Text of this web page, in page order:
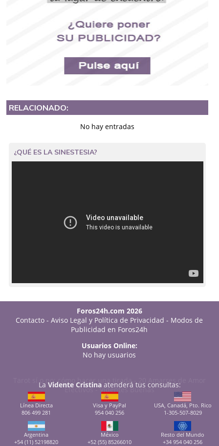
RELACIONADO:
No hay entradas
¿QUÉ ES LA SINESTESIA?
Foros24h.com 2026
Contacto -Aviso Legal y Política de Privacidad - Modos de
Publicidad en Foros24h
Usuarios Online:
No hay usuarios
Tarot sí o no: cómo hacer una tirada-
20 Amarres de Amor
Efectivos-Videntes Buenas
La Vidente Cristinaatenderá tus consultas:
Línea Directa
806 499 281
Visa y PayPal
954 040 256
USA, Canadá, Pto. Rico
1-305-507-8029
Argentina
+54 (11) 52198820
México
+52 (55) 85266010
Resto del Mundo
+34 954 040 256